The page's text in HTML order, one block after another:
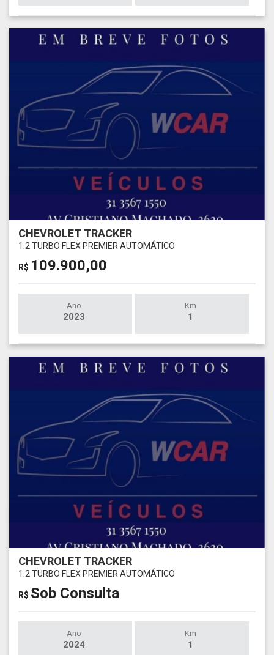
CHEVROLET TRACKER
1.2 TURBO FLEX PREMIER AUTOMÁTICO
R$ 109.900,00
Ano
2023
Km
1
CHEVROLET TRACKER
1.2 TURBO FLEX PREMIER AUTOMÁTICO
R$ Sob Consulta
Ano
2024
Km
1